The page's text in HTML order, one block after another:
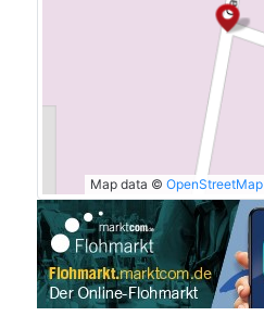
Map data © OpenStreetMap